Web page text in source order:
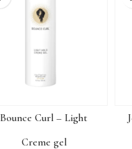
Bounce Curl – Light
Creme gel